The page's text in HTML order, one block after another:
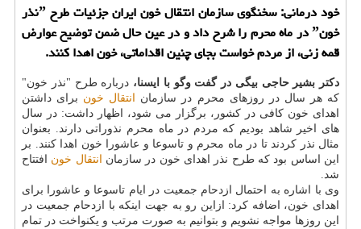
خود درمانی: سخنگوی سازمان انتقال خون ایران جزئیات طرح ˮنذر
خونˮ در ماه محرم را شرح داد و در عین حال ضمن توضیح عوارض
قمه زنی، از مردم خواست بجای چنین اقداماتی، خون اهدا كنند.
دكتر بشیر حاجی بیگی در گفت وگو با ایسنا، درباره طرح "نذر خون"
كه هر سال در روزهای محرم در سازمان
انتقال خون برای داشتن
اهدای خون كافی در كشور، برگزار می شود، اظهار داشت: در سال
های اخیر شاهد بودیم كه مردم در ماه محرم نذوراتی دارند. بعنوان
مثال نذر كردند تا در ماه محرم و تاسوعا و عاشورا خون اهدا كنند. بر
این اساس بود كه طرح نذر اهدای خون در سازمان
انتقال خون افتتاح
شد.
وی با اشاره به احتمال ازدحام جمعیت در ایام تاسوعا و عاشورا برای
اهدای خون، اضافه كرد: ازاین رو به جهت اینكه با ازدحام جمعیت در
این روزها مواجه نشویم و بتوانیم به صورت مرتب و یكنواخت در تمام